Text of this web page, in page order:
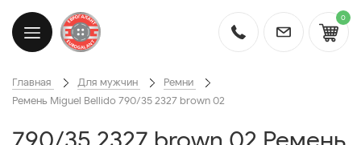
0
Главная Для мужчин
Ремни
Ремень Miguel Bellido 790/35 2327 brown 02